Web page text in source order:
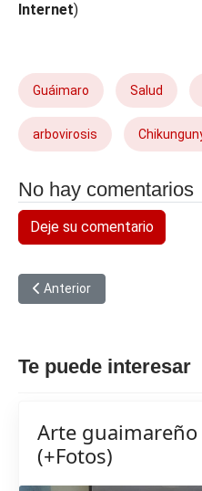
Internet)
Guáimaro Salud
arbovirosis
No hay comentarios
Deje su comentario
Artículo anterior: Desde su
Anterior
Te puede interesar
Arte
(+Fotos)